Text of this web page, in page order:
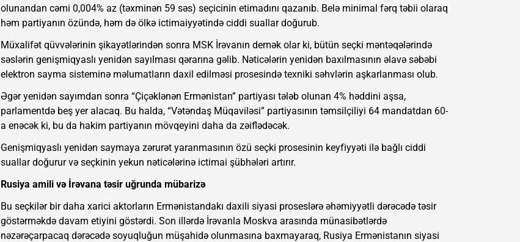
olunandan cəmi 0,004% az (təxminən 59 səs) seçicinin etimadını qazanıb. Belə minimal fərq təbii olaraq
həm partiyanın özündə, həm də ölkə ictimaiyyətində ciddi suallar doğurub.
Müxalifət qüvvələrinin şikayətlərindən sonra MSK İrəvanın demək olar ki, bütün seçki məntəqələrində
səslərin genişmiqyaslı yenidən sayılması qərarına gəlib. Nəticələrin yenidən baxılmasının əlavə səbəbi
elektron sayma sisteminə məlumatların daxil edilməsi prosesində texniki səhvlərin aşkarlanması olub.
Əgər yenidən sayımdan sonra “Çiçəklənən Ermənistan” partiyası tələb olunan 4% həddini aşsa,
parlamentdə beş yer alacaq. Bu halda, “Vətəndaş Müqaviləsi” partiyasının təmsilçiliyi 64 mandatdan 60-
a enəcək ki, bu da hakim partiyanın mövqeyini daha da zəiflədəcək.
Genişmiqyaslı yenidən saymaya zərurət yaranmasının özü seçki prosesinin keyfiyyəti ilə bağlı ciddi
suallar doğurur və seçkinin yekun nəticələrinə ictimai şübhələri artırır.
Rusiya amili və İrəvana təsir uğrunda mübarizə
Bu seçkilər bir daha xarici aktorların Ermənistandakı daxili siyasi proseslərə əhəmiyyətli dərəcədə təsir
göstərməkdə davam etiyini göstərdi. Son illərdə İrəvanla Moskva arasında münasibətlərdə
nəzərəçarpacaq dərəcədə soyuqluğun müşahidə olunmasına baxmayaraq, Rusiya Ermənistanın siyasi